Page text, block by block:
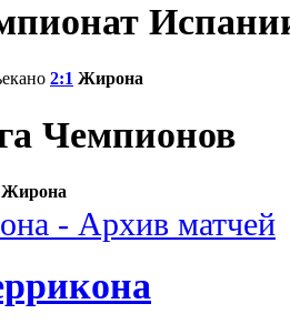
2:1 Жирона
Чемпионов
Жирона
- Архив матчей